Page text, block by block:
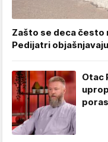
Zašto se deca često
Pedijatri
Otac